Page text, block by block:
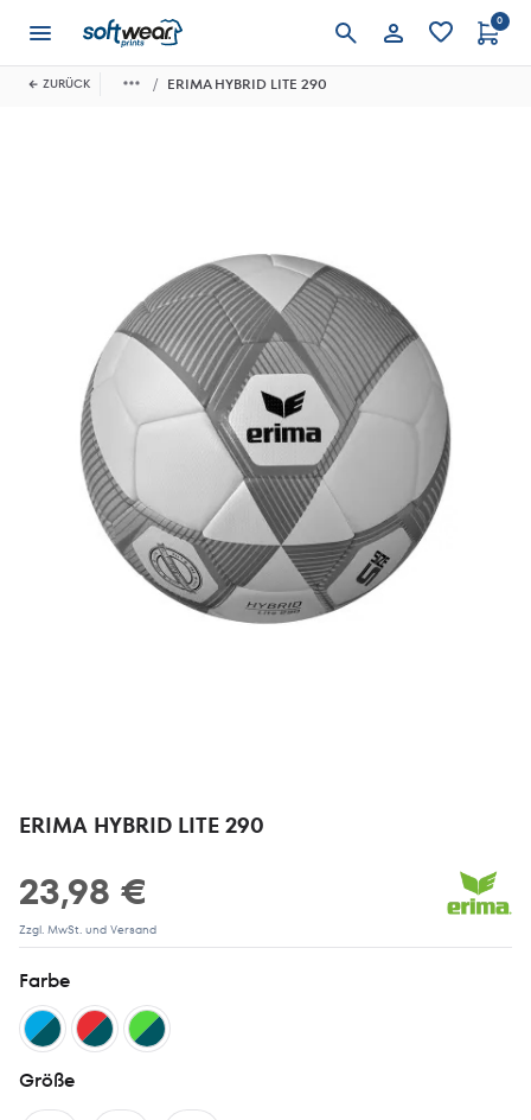
Anmelden
0
ZURÜCK ERIMA HYBRID LITE 290
ERIMA HYBRID LITE 290
23,98 €
Zzgl. MwSt. und Versand
Farbe
Größe